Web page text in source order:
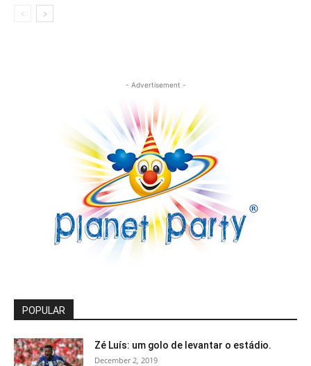
- Advertisement -
POPULAR
Zé Luís: um golo de levantar o estádio.
December 2, 2019